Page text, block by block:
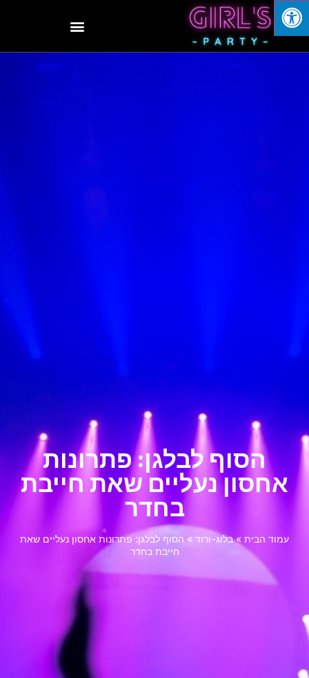
הסוף לבלגן: פתרונות
אחסון נעליים שאת חייבת
בחדר
עמוד הבית»בלוג-ורוד» הסוף לבלגן: פתרונות אחסון נעליים שאת
חייבת בחדר